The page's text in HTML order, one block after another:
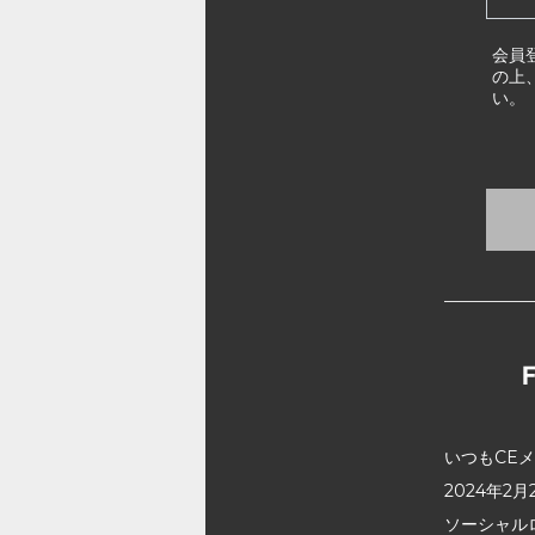
会員
の上
い。
いつもCE
2024年2月
ソーシャ